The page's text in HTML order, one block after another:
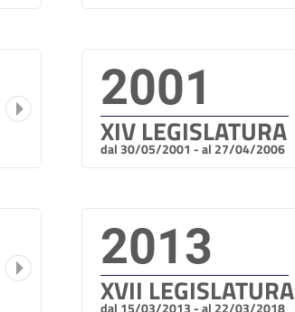
2001
XIV LEGISLATURA
dal 30/05/2001 - al 27/04/2006
2013
XVII LEGISLATURA
dal 15/03/2013 - al 22/03/2018